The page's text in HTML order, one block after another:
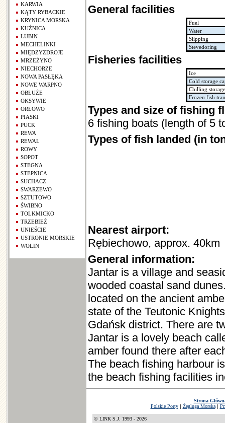
KARWIA
KĄTY RYBACKIE
KRYNICA MORSKA
KUŹNICA
LUBIN
MECHELINKI
MIĘDZYZDROJE
MRZEŻYNO
NIECHORZE
NOWA PASŁĘKA
NOWE WARPNO
OBŁUŻE
OKSYWIE
ORŁOWO
PIASKI
PUCK
REWA
REWAL
ROWY
SOPOT
STEGNA
STEPNICA
SUCHACZ
SWARZEWO
SZTUTOWO
ŚWIBNO
TOLKMICKO
TRZEBIEŻ
UNIEŚCIE
USTRONIE MORSKIE
WOLIN
General facilities
Fuel
Water
Slipping
Stevedoring
Fisheries facilities
Ice
Cold storage
Chilling
Frozen fish
Types and size of fishing
6 fishing boats (length of 5
Types of fish landed (in
Nearest airport:
Rębiechowo, approx. 40km
General information:
Jantar is a village and
wooded coastal sand
located on the ancient
state of the Teutonic
Gdańsk district. There are
Jantar is a lovely beach
amber found there after
The beach fishing harbour
the beach fishing facilities
Strona
Polskie Porty| Żegluga Morska|
© LINK S.J. 1993 - 2026